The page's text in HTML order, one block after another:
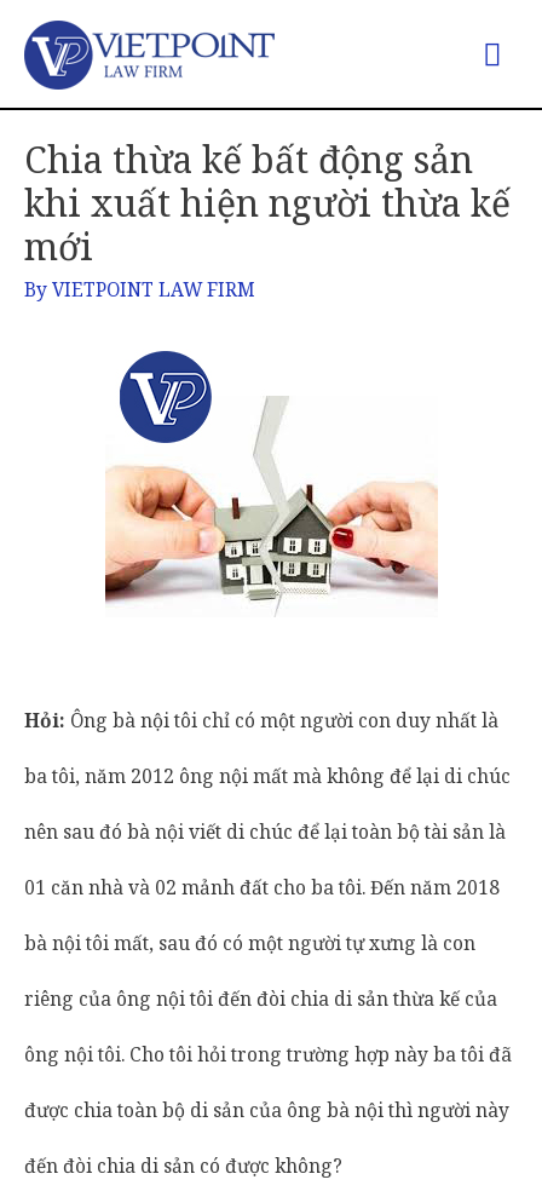
Chia thừa kế bất động sản
khi xuất hiện người thừa kế
mới
ByVIETPOINT LAW FIRM
Hỏi: Ông bà nội tôi chỉ có một người con duy nhất là
ba tôi, năm 2012 ông nội mất mà không để lại di chúc
nên sau đó bà nội viết di chúc để lại toàn bộ tài sản là
01 căn nhà và 02 mảnh đất cho ba tôi. Đến năm 2018
bà nội tôi mất, sau đó có một người tự xưng là con
riêng của ông nội tôi đến đòi chia di sản thừa kế của
ông nội tôi. Cho tôi hỏi trong trường hợp này ba tôi đã
được chia toàn bộ di sản của ông bà nội thì người này
đến đòi chia di sản có được không?